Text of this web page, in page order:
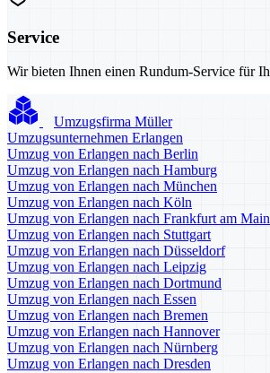
Service
Wir bieten Ihnen einen Rundum-Service für
Umzugsfirma Müller
Umzugsunternehmen Erlangen
Umzug von Erlangen nach Berlin
Umzug von Erlangen nach Hamburg
Umzug von Erlangen nach München
Umzug von Erlangen nach Köln
Umzug von Erlangen nach Frankfurt am Main
Umzug von Erlangen nach Stuttgart
Umzug von Erlangen nach Düsseldorf
Umzug von Erlangen nach Leipzig
Umzug von Erlangen nach Dortmund
Umzug von Erlangen nach Essen
Umzug von Erlangen nach Bremen
Umzug von Erlangen nach Hannover
Umzug von Erlangen nach Nürnberg
Umzug von Erlangen nach Dresden